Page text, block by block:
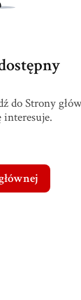
do Strony
interesuje.